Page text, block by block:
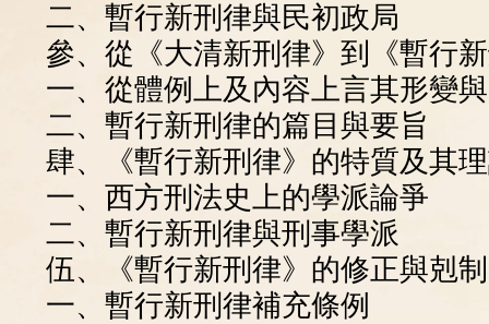
二、暫行新刑律與民初政局
參、從《大清新刑律》到《暫行
一、從體例上及內容上言其形變
二、暫行新刑律的篇目與要旨
肆、《暫行新刑律》的特質及其
一、西方刑法史上的學派論爭
二、暫行新刑律與刑事學派
伍、《暫行新刑律》的修正與剋制
一、暫行新刑律補充條例